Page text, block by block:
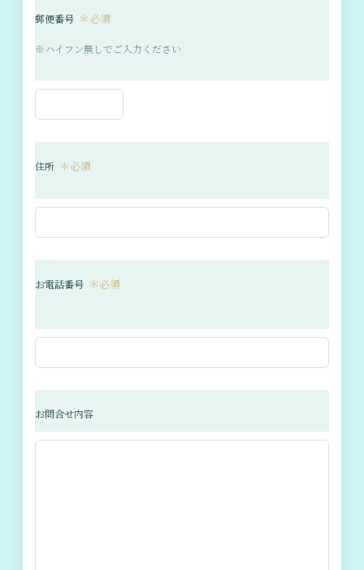
郵便番号 ＊必須
※ハイフン無しでご入力ください
住所 ＊必須
お電話番号 ＊必須
お問合せ内容